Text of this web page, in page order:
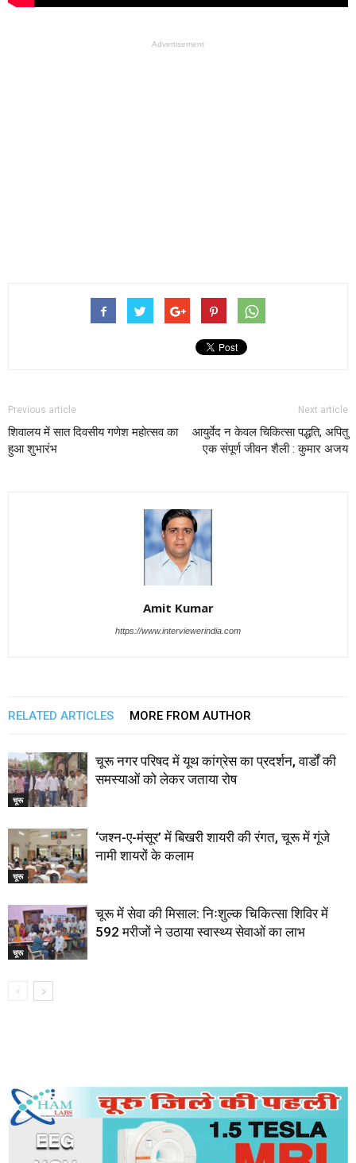
Advertisement
Previous article
शिवालय में सात दिवसीय गणेश महोत्सव का
हुआ शुभारंभ
Next article
आयुर्वेद न केवल चिकित्सा पद्धति, अपितु
एक संपूर्ण जीवन शैली : कुमार अजय
Amit Kumar
https://www.interviewerindia.com
RELATED ARTICLES MORE FROM AUTHOR
चूरू
चूरू नगर परिषद में यूथ कांग्रेस का प्रदर्शन, वार्डों की
समस्याओं को लेकर जताया रोष
चूरू
‘जश्न-ए-मंसूर’ में बिखरी शायरी की रंगत, चूरू में गूंजे
नामी शायरों के कलाम
चूरू
चूरू में सेवा की मिसाल: निःशुल्क चिकित्सा शिविर में
592 मरीजों ने उठाया स्वास्थ्य सेवाओं का लाभ